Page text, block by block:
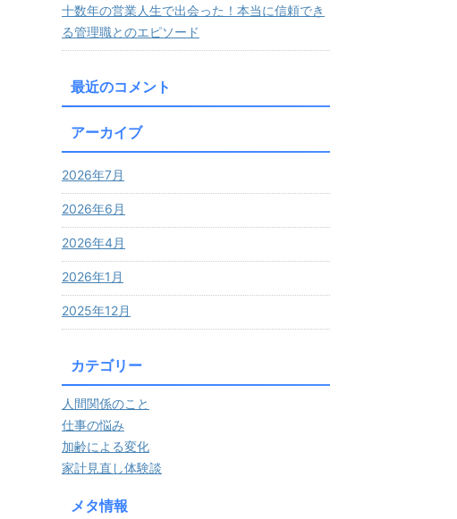
十数年の営業人生で出会った！本当に信頼でき
る管理職とのエピソード
最近のコメント
アーカイブ
2026年7月
2026年6月
2026年4月
2026年1月
2025年12月
カテゴリー
人間関係のこと
仕事の悩み
加齢による変化
家計見直し体験談
メタ情報